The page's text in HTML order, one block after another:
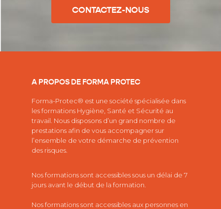
CONTACTEZ-NOUS
A PROPOS DE FORMA PROTEC
Forma-Protec® est une société spécialisée dans
lesformations Hygiène, Santé et Sécurité au
travail. Nous disposons d’un grand nombre de
prestations afin de vous accompagner sur
l’ensemble de votre démarche de prévention
des risques.
Nos formations sont accessibles sous un délai de 7
jours avant le début de la formation.
Nos formations sont accessibles aux personnes en